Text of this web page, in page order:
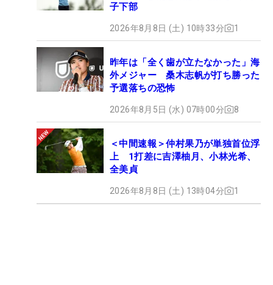
子下部
2026年8月8日 (土) 10時33分 1
昨年は「全く歯が立たなかった」海
外メジャー 桑木志帆が打ち勝った
予選落ちの恐怖
2026年8月5日 (水) 07時00分 8
＜中間速報＞仲村果乃が単独首位浮
上 1打差に吉澤柚月、小林光希、
全美貞
2026年8月8日 (土) 13時04分 1